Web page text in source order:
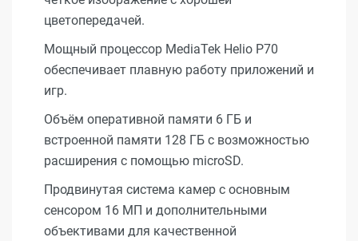
цветопередачей.
Мощный процессор MediaTek Helio P70
обеспечивает плавную работу приложений и
игр.
Объём оперативной памяти 6 ГБ и
встроенной памяти 128 ГБ с возможностью
расширения с помощью microSD.
Продвинутая система камер с основным
сенсором 16 МП и дополнительными
объективами для качественной